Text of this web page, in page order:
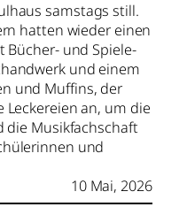
samstags still.
hatten wieder einen
und Spiele-
und einem
und Muffins, der
an, um die
die Musikfachschaft
und
10 Mai, 2026